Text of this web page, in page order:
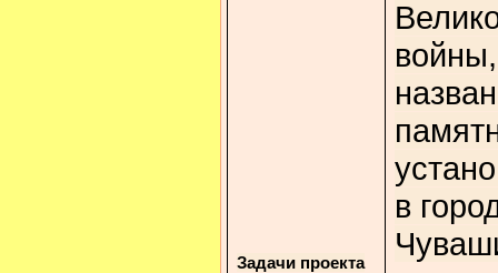
Задачи проекта
в